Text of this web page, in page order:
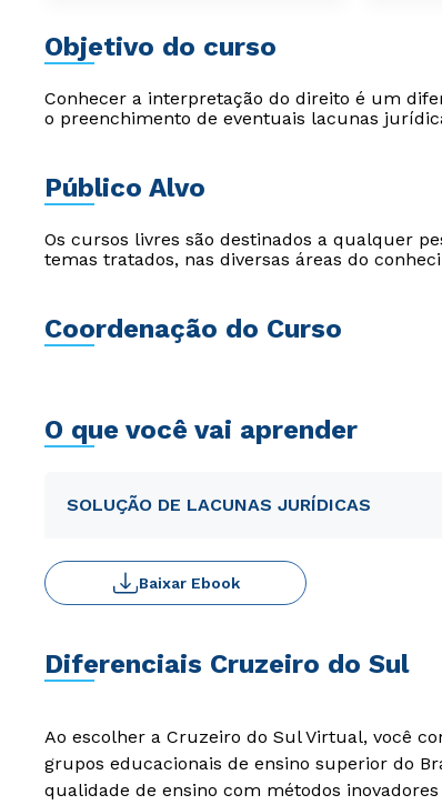
Objetivo do curso
Conhecer a interpretação do direito é um
o preenchimento de eventuais lacunas
Público Alvo
Os cursos livres são destinados a qualquer
temas tratados, nas diversas áreas do
Coordenação do Curso
O que você vai aprender
SOLUÇÃO DE LACUNAS JURÍDICAS
Baixar Ebook
Diferenciais Cruzeiro do Sul
Ao escolher a Cruzeiro do Sul Virtual, você
grupos educacionais de ensino superior do
qualidade de ensino com métodos